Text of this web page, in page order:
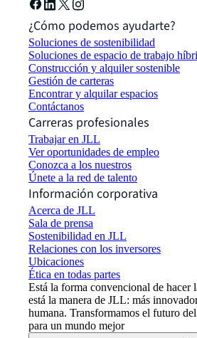
¿Cómo podemos ayudarte?
Soluciones de sostenibilidad
Soluciones de espacio de trabajo
Construcción y alquiler sostenible
Gestión de carteras
Encontrar y alquilar espacios
Contáctanos
Carreras profesionales
Trabajar en JLL
Ver oportunidades de empleo
Conozca a los nuestros
Únete a la red de talento
Información corporativa
Acerca de JLL
Sala de prensa
Sostenibilidad en JLL
Relaciones con los inversores
Ubicaciones
Ética en todas partes
Está la forma convencional de hacer
está la manera de JLL: más
humana. Transformamos el futuro
para un mundo mejor